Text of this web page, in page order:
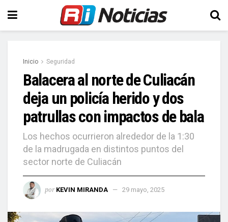
Inicio Seguridad
Balacera al norte de Culiacán
deja un policía herido y dos
patrullas con impactos de bala
Los hechos ocurrieron alrededor de la 1:30
de la madrugada en distintos puntos del
sector norte de Culiacán
por KEVIN MIRANDA 29 mayo, 2025